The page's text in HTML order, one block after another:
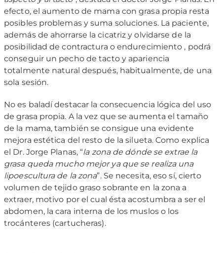
efecto, el aumento de mama con grasa propia resta
posibles problemas y suma soluciones. La paciente,
además de ahorrarse la cicatriz y olvidarse de la
posibilidad de contractura o endurecimiento , podrá
conseguir un pecho de tacto y apariencia
totalmente natural después, habitualmente, de una
sola sesión.
No es baladí destacar la consecuencia lógica del uso
de grasa propia. A la vez que se aumenta el tamaño
de la mama, también se consigue una evidente
mejora estética del resto de la silueta. Como explica
el Dr. Jorge Planas, “la zona de dónde se extrae la
grasa queda mucho mejor ya que se realiza una
lipoescultura de la zona”. Se necesita, eso sí, cierto
volumen de tejido graso sobrante en la zona a
extraer, motivo por el cual ésta acostumbra a ser el
abdomen, la cara interna de los muslos o los
trocánteres (cartucheras).